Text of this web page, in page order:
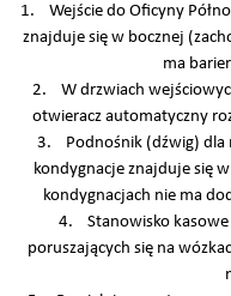
1. Wejście do Oficyny
znajduje się w bocznej
ma
2. W drzwiach
otwieracz automatyczny
3. Podnośnik (dźwig) dla
kondygnacje znajduje się
kondygnacjach nie ma
4. Stanowisko kasowe
poruszających się na